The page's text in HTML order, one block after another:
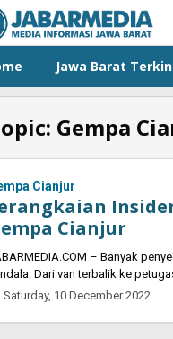
Jawa Barat
Gempa
Cianjur
Cianjur
– Banyak
Dari van terbalik ke
Saturday, 10 December 2022